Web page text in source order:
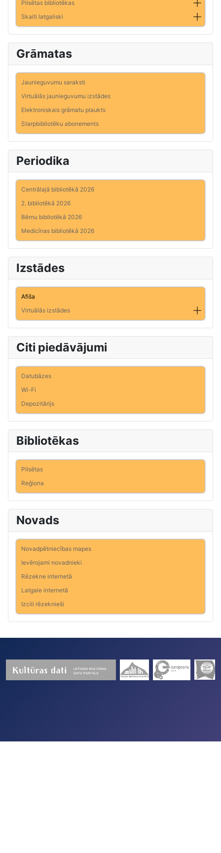
Pilsētas bibliotēkas
Skaiti latgaliski
Grāmatas
Jaunieguvumu saraksti
Virtuālās jaunieguvumu izstādes
Elektroniskais grāmatu plaukts
Starpbibliotēku abonements
Periodika
Centrālajā bibliotēkā 2026
2. bibliotēkā 2026
Bērnu bibliotēkā 2026
Medicīnas bibliotēkā 2026
Izstādes
Afiša
Virtuālās izstādes
Citi piedāvājumi
Datubāzes
Wi-Fi
Depozitārijs
Bibliotēkas
Pilsētas
Reģiona
Novads
Novadpētniecības mapes
Ievērojami novadnieki
Rēzekne internetā
Latgale internetā
Izcili rēzeknieši